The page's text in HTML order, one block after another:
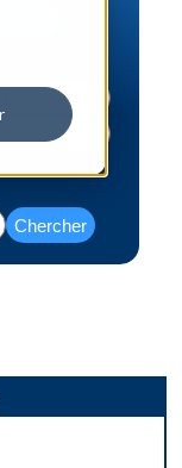
Chercher